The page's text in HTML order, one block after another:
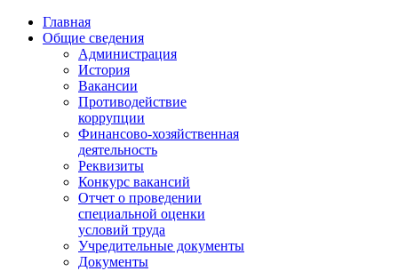
Главная
Общие сведения
Администрация
История
Вакансии
Противодействие
коррупции
Финансово-хозяйственная
деятельность
Реквизиты
Конкурс вакансий
Отчет о проведении
специальной оценки
условий труда
Учредительные документы
Документы